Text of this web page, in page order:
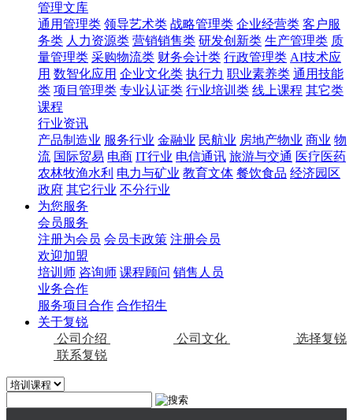
管理文库
通用管理类 领导艺术类 战略管理类 企业经营类 客户服
务类 人力资源类 营销销售类 研发创新类 生产管理类 质
量管理类 采购物流类 财务会计类 行政管理类 AI技术应
用 数智化应用 企业文化类 执行力 职业素养类 通用技能
类 项目管理类 专业认证类 行业培训类 线上课程 其它类
课程
行业资讯
产品制造业 服务行业 金融业 民航业 房地产物业 商业 物
流 国际贸易 电商 IT行业 电信通讯 旅游与交通 医疗医药
农林牧渔水利 电力与矿业 教育文体 餐饮食品 经济园区
政府 其它行业 不分行业
为您服务
会员服务
注册为会员 会员卡政策 注册会员
欢迎加盟
培训师 咨询师 课程顾问 销售人员
业务合作
服务项目合作 合作招生
关于复锐
公司介绍
公司文化
选择复锐
联系复锐